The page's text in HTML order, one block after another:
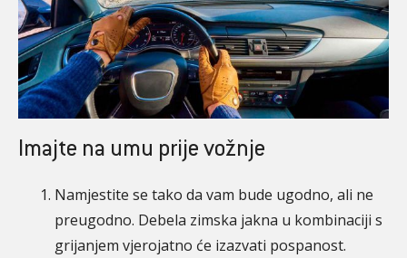
Imajte na umu prije vožnje
Namjestite se tako da vam bude ugodno, ali ne
preugodno. Debela zimska jakna u kombinaciji s
grijanjem vjerojatno će izazvati pospanost.